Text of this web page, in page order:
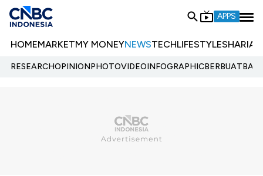
APPS
HOMEMARKETMY MONEYNEWSTECHLIFESTYLESHARIA
RESEARCHOPINIONPHOTOVIDEOINFOGRAPHIC